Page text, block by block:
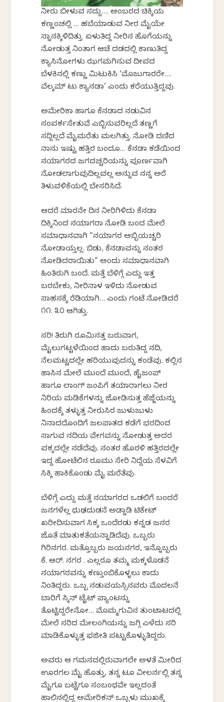
ನೀರು ಬೀಳುವ ಸದ್ದು…. ಅಂಬರದ ಚಿಕ್ಕಿಯ
ಕಣ್ಣಂಚಲ್ಲಿ … ಹಬೆಯಾಡುವ ನೀರ ಮೈಯೇ
ಸ್ನಾನಕ್ಕಿಳಿದಿತ್ತು. ಏಳುತಿದ್ದ ನೀರಿನ ಹೊಗೆಯನ್ನು
ನೋಡುತ್ತ ನಿಂತಾಗ ಆಚೆ ದಡದಲ್ಲಿ ಕಾಣುತಿದ್ದ
ಕ್ಯಾಸಿನೋಗಳು ಝಗಮಗಿಸುವ ದೀಪದ
ಬೆಳಕಿನಲ್ಲಿ ಕಣ್ಣು ಮಿಟುಕಿಸಿ ‘ಮೊಜುಗಾರರೇ….
ವೆಲ್ಕಮ್ ಟು ಕ್ಯಾನಡಾ’ ಎಂದು ಕರೆಯುತ್ತಿದ್ದವು.
ಅಮೇರಿಕಾ ಹಾಗೂ ಕೆನಡಾದ ನಡುವಿನ
ಸಂಪರ್ಕಸೇತುವೆ ಎಬ್ಬಿಸುವರಿಲ್ಲದೆ ತಣ್ಣಗೆ
ಸದ್ದಿಲ್ಲದೆ ಮೈಮರೆತು ಮಲಗಿತ್ತು. ನೋಡಿ ದಣಿದ
ನಾನು ಇಷ್ಟು ಹತ್ತಿರ ಬಂದೂ… ಕೆನಡಾ ಕಡೆಯಿಂದ
ನಯಾಗರದ ಜಗದಚ್ಚರಿಯನ್ನು ಪೂರ್ಣವಾಗಿ
ನೋಡಲಾಗುವುದಿಲ್ಲವಲ್ಲ ಅನ್ನುವ ನನ್ನ ಅರೆ
ತಿಳುವಳಿಕೆಯಲ್ಲಿ ಬೇಸರಿಸಿದೆ.
ಆದರೆ ಮಾರನೇ ದಿನ ನೀರಿಗಿಳಿದು ಕೆನಡಾ
ದಿಕ್ಕಿನಿಂದ ನಯಾಗರಾ ನೋಡಿ ಬಂದ ಮೇಲೆ
ಸಮಾಧಾನವಾಗಿ “ನಯಾಗರ ಅಬ್ಬಿಯಚ್ಚರಿ
ನೋಡಾಯ್ತಲ್ಲ. ಬಿಡು, ಕೆನಡಾವನ್ನು ನಂತರ
ನೋಡಿದರಾಯಿತು” ಅಂದು ಸಮಾಧಾನವಾಗಿ
ಹಿಂತಿರುಗಿ ಬಂದೆ. ಮತ್ತೆ ಬೆಳಿಗ್ಗೆ ಎದ್ದು ಇತ್ತ
ಬರಬೇಕು, ನೀರಿನಾಳ ಇಳಿದು ನೋಡುವ
ಸಾಹಸಕ್ಕೆ ರೆಡಿಯಾಗಿ… ಎಂದು ಗಂಟೆ ನೋಡಿದರೆ
೧೧. ೩೦ ಆಗಿತ್ತು.
ಸರಿ! ತಿರುಗಿ ರೂಮಿನತ್ತ ಬರುವಾಗ,
ಮೈಲುಗಟ್ಟಳೆಯಿಂದ ಹಾದು ಬರುತಿದ್ದ ನದಿ,
ನೆಲಮಟ್ಟದಲ್ಲೇ ಹರಿಯುವುದನ್ನು ಕಂಡೆವು. ಕಲ್ಲಿನ
ಹಾಸಿನ ಮೇಲೆ ಮುಂದೆ ಮುಂದೆ, ಹೈಜಂಪ್
ಹಾಗೂ ಲಾಂಗ್ ಜಂಪಿಗೆ ತಯಾರಾಗಲು ನೀರ
ನಿರಿಯ ಮಡಿಕೆಗಳನ್ನು ಜೋಡಿಸುತ್ತ ಹೆಜ್ಜೆಯನ್ನು
ಹಿಂದಕ್ಕೆ ತಳ್ಳುತ್ತ ನೀರುಸಿರ ಜುಳುಜುಳು
ನಿನಾದದೊಂದಿಗೆ ಜಲಪಾತದ ಕಡೆಗೆ ಭರದಿಂದ
ಸಾಗುವ ನದಿಯ ವೇಗವನ್ನು ನೋಡುತ್ತ ಅದರ
ಪಕ್ಕದಲ್ಲೇ ನಡೆದೆವು. ನಂತರ ಹೊರಳಿ ಹತ್ತಿರದಲ್ಲೇ
ಇದ್ದ ಹೋಟೆಲಿನ ರೂಮು ಸೇರಿ ನಿದ್ದೆಯ ಸೆಳವಿಗೆ
ಸಿಕ್ಕಿ ಹಾಕಿಕೊಂಡು ಮೈ ಮರೆತೆವು.
ಬೆಳಿಗ್ಗೆ ಎದ್ದು ಮತ್ತೆ ನಯಾಗರದ ಒಡಲಿಗೆ ಬಂದರೆ
ಜನಗಳೆಲ್ಲ ಧುಢದುಡನೆ ಅಡ್ಡಾಡಿ ಟಿಕೇಟ್
ಖರೀದಿಸುವಾಗ ಸಿಕ್ಕ ಒಂದೆರಡು ಕನ್ನಡ ಜನರ
ಜೊತೆ ಮಾತುಕತೆಯನ್ನಾಡಿದೆವು. ಒಬ್ಬರು
ಗಿರಿನಗರ. ಮತ್ತೊಬ್ಬರು ಜಯನಗರ, ಇನ್ನೊಬ್ಬರು
ಕೆ. ಆರ್. ನಗರ . ಎಲ್ಲರೂ ತಮ್ಮ ಮಕ್ಕಳೊಡನೆ
ನಯಾಗರವನ್ನು ಕಣ್ತುಂಬಿಕೊಳ್ಳಲು ಕಾದು
ನಿಂತಿದ್ದರು. ಒಬ್ಬ ನಡುವಯಸ್ಸಿನವರು ಮೊದಲನೆ
ಬಾರಿಗೆ ಸ್ಕಿನ್ ಟೈಟ್ ಪ್ಯಾಂಟನ್ನು
ತೊಟ್ಟಿದ್ದರೇನೋ… ಮೊಮ್ಮಗುವಿನ ತುಂಟಾಟದಲ್ಲಿ
ಮೇಲೆ ಸರಿದ ಮೇಲಂಗಿಯನ್ನು ಜಗ್ಗಿ ಎಳೆದು ಸರಿ
ಮಾಡಿಕೊಳ್ಳುತ್ತ ಫಜೀತಿ ಪಟ್ಟುಕೊಳ್ಳುತಿದ್ದರು.
ಅವರು ಆ ಗಮನದಲ್ಲಿರುವಾಗಲೇ ಅಳತೆ ಮೀರಿದ
ಊರಗಲ ಮೈ ಹೊತ್ತು, ತನ್ನ ಟೂ ವೀಲರ್ನಲ್ಲಿ ತನ್ನ
ಮೈಗೂ ಬಟ್ಟೆಗೂ ಸಂಬಂಧವೇ ಇಲ್ಲದಂತೆ
ಹಾಲಿನಲ್ಲಿದ್ದ ಅಮೇರಿಕನ್ ಒಬ್ಬಳು ಮುಖಕ್ಕೆ